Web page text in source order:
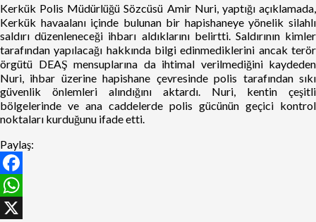
Kerkük Polis Müdürlüğü Sözcüsü Amir Nuri, yaptığı açıklamada,
Kerkük havaalanı içinde bulunan bir hapishaneye yönelik silahlı
saldırı düzenleneceği ihbarı aldıklarını belirtti. Saldırının kimler
tarafından yapılacağı hakkında bilgi edinmediklerini ancak terör
örgütü DEAŞ mensuplarına da ihtimal verilmediğini kaydeden
Nuri, ihbar üzerine hapishane çevresinde polis tarafından sıkı
güvenlik önlemleri alındığını aktardı. Nuri, kentin çeşitli
bölgelerinde ve ana caddelerde polis gücünün geçici kontrol
noktaları kurduğunu ifade etti.
Paylaş:
Facebook
WhatsApp